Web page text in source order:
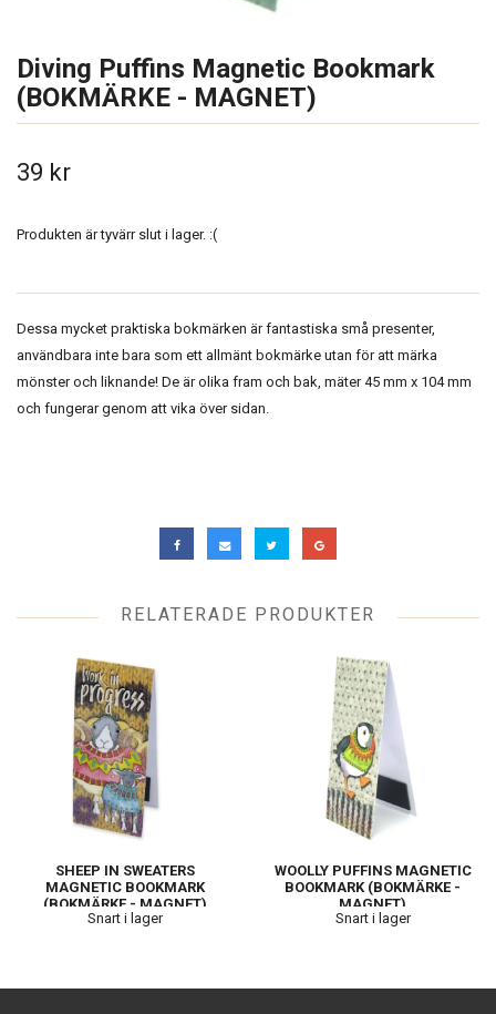
Diving Puffins Magnetic Bookmark
(BOKMÄRKE - MAGNET)
39 kr
Produkten är tyvärr slut i lager. :(
Dessa mycket praktiska bokmärken är fantastiska små presenter,
användbara inte bara som ett allmänt bokmärke utan för att märka
mönster och liknande! De är olika fram och bak, mäter 45 mm x 104 mm
och fungerar genom att vika över sidan.
RELATERADE PRODUKTER
SHEEP IN SWEATERS
MAGNETIC BOOKMARK
(BOKMÄRKE - MAGNET)
Snart i lager
WOOLLY PUFFINS MAGNETIC
BOOKMARK (BOKMÄRKE -
MAGNET)
Snart i lager